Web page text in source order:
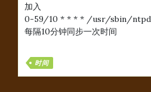
加入
0-59/10 * * * * /usr/sbin/
每隔10分钟同步一次时间
时间